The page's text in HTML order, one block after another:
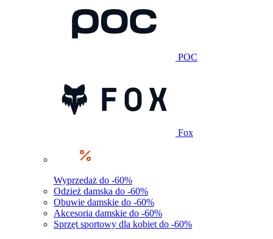
POC
Fox
Wyprzedaż do -60%
Odzież damska do -60%
Obuwie damskie do -60%
Akcesoria damskie do -60%
Sprzęt sportowy dla kobiet do -60%